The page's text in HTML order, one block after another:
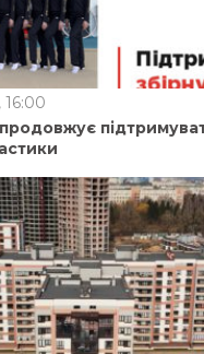
16:00